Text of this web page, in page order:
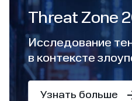
Threat Zone
Исследование
в контексте
Узнать больше